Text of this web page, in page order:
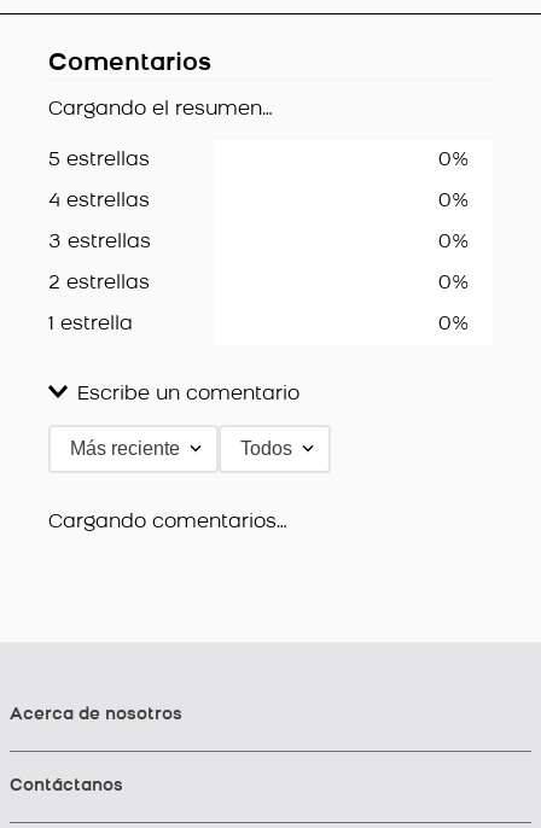
Comentarios
Cargando el resumen…
5 estrellas 0%
4 estrellas 0%
3 estrellas 0%
2 estrellas 0%
1 estrella 0%
Escribe un comentario
Agregar comentario
Título
Dirección de email
Más reciente Todos
Cargando comentarios…
Acerca de nosotros
Contáctanos